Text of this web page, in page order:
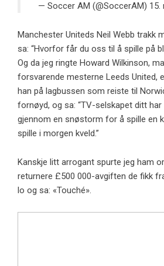
— Soccer AM (@SoccerAM) 15.
Manchester Uniteds Neil Webb trakk
sa: “Hvorfor får du oss til å spille på
Og da jeg ringte Howard Wilkinson,
forsvarende mesterne Leeds United,
han på lagbussen som reiste til
fornøyd, og sa: “TV-selskapet ditt
gjennom en snøstorm for å spille en
spille i morgen kveld.”
Kanskje litt arrogant spurte jeg ham
returnere £500 000-avgiften de fikk
lo og sa: «Touché».